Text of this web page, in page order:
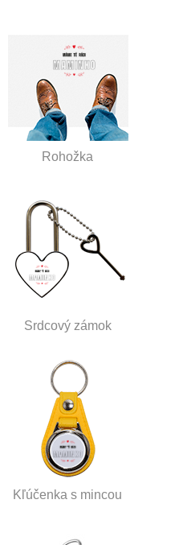
Rohožka
Srdcový zámok
Kľúčenka s mincou